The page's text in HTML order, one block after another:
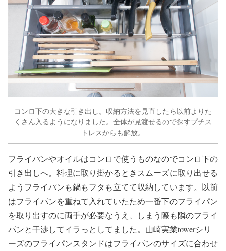
コンロ下の大きな引き出し。収納方法を見直したら以前よりた
くさん入るようになりました。全体が見渡せるので探すプチス
トレスからも解放。
フライパンやオイルはコンロで使うものなのでコンロ下の
引き出しへ。料理に取り掛かるときスムーズに取り出せる
ようフライパンも鍋もフタも立てて収納しています。以前
はフライパンを重ねて入れていたため一番下のフライパン
を取り出すのに両手が必要なうえ、しまう際も隣のフライ
パンと干渉してイラっとしてました。山崎実業towerシリ
ーズのフライパンスタンドはフライパンのサイズに合わせ